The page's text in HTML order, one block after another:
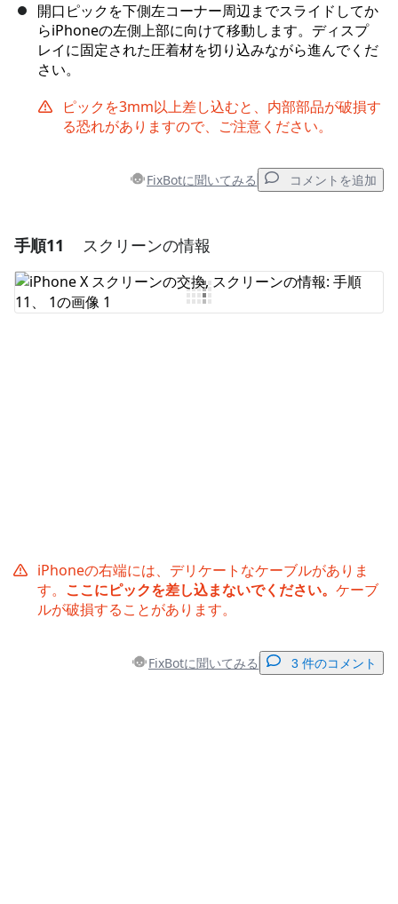
開口ピックを下側左コーナー周辺までスライドしてか
らiPhoneの左側上部に向けて移動します。ディスプ
レイに固定された圧着材を切り込みながら進んでくだ
さい。
ピックを3mm以上差し込むと、内部部品が破損す
る恐れがありますので、ご注意ください。
FixBotに聞いてみる コメントを追加
コメントを追加
コメントを追加
手順11 スクリーンの情報
iPhoneの右端には、デリケートなケーブルがありま
す。 ここにピックを差し込まないでください。 ケーブ
ルが破損することがあります。
FixBotに聞いてみる 3 件のコメント